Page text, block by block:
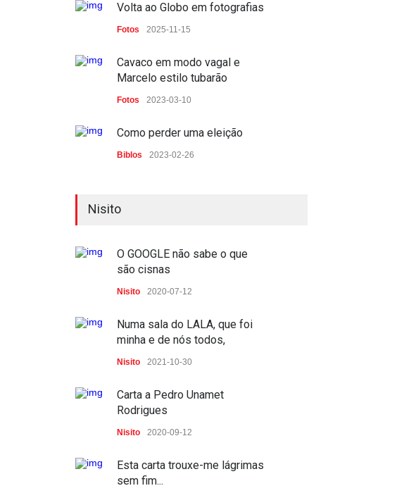
Volta ao Globo em fotografias
Fotos 2025-11-15
Cavaco em modo vagal e
Marcelo estilo tubarão
Fotos 2023-03-10
Como perder uma eleição
Biblos 2023-02-26
PP
2023-02-07
E o Penim foi à guerra
TV 2022-03-04
Quando não há palavras,
precisamos de palavras
TV 2022-03-03
A Importância do Protocolo
no acto de comunicar
Nisito
O GOOGLE não sabe o que
são cisnas
Nisito 2020-07-12
Numa sala do LALA, que foi
minha e de nós todos,
Nisito 2021-10-30
Carta a Pedro Unamet
Rodrigues
Nisito 2020-09-12
Esta carta trouxe-me lágrimas
sem fim...